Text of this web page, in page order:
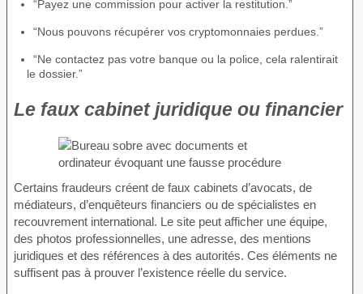
“Payez une commission pour activer la restitution.”
“Nous pouvons récupérer vos cryptomonnaies perdues.”
“Ne contactez pas votre banque ou la police, cela ralentirait
le dossier.”
Le faux cabinet juridique ou financier
Certains fraudeurs créent de faux cabinets d’avocats, de
médiateurs, d’enquêteurs financiers ou de spécialistes en
recouvrement international. Le site peut afficher une équipe,
des photos professionnelles, une adresse, des mentions
juridiques et des références à des autorités. Ces éléments ne
suffisent pas à prouver l’existence réelle du service.